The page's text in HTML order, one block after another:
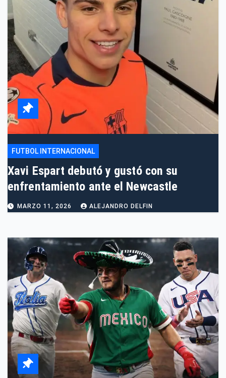
FUTBOL INTERNACIONAL
Xavi Espart debutó y gustó con su
enfrentamiento ante el Newcastle
MARZO 11, 2026 ALEJANDRO DELFIN